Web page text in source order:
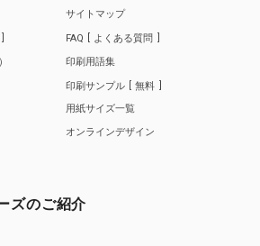
サイトマップ
FAQ
よくある質問
印刷用語集
印刷サンプル
無料
用紙サイズ一覧
オンラインデザイン
ズのご紹介